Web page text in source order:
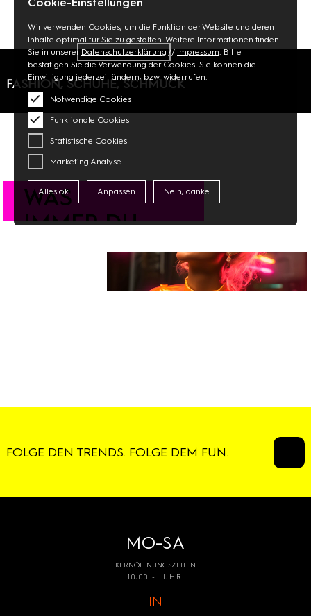
Wir verwenden Cookies, um die Funktion der Website und deren
Inhalte optimal für Sie zu gestalten. Weitere Informationen finden
Sie in unsererDatenschutzerklärung//Impressum. Bitte
bestätigen Sie die Verwendung der Cookies. Sie können die
Einwilligung jederzeit ändern, bzw. widerrufen.
Notwendige Cookies
Funktionale Cookies
Statistische Cookies
Marketing Analyse
Alles ok Anpassen Nein, danke
FASHION, SCHUHE, SCHMUCK
WAS
IMMER DU
#CATWALKST
FOLGE DEN TRENDS. FOLGE DEM FUN.
MO-SA
KERNÖFFNUNGSZEITEN
10:00 - UHR
IN